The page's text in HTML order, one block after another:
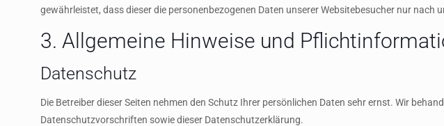
gewährleistet, dass dieser die personenbezogenen Daten unserer Websitebesucher nur nach
3. Allgemeine Hinweise und
Datenschutz
Die Betreiber dieser Seiten nehmen den Schutz Ihrer persönlichen Daten sehr ernst. Wir
Datenschutzvorschriften sowie dieser Datenschutzerklärung.